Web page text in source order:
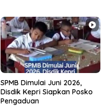
SPMB Dimulai Juni 2026,
Disdik Kepri Siapkan Posko
Pengaduan